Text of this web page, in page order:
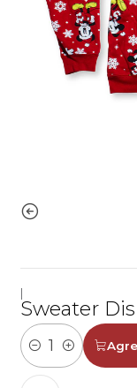
Sweater
Cantidad